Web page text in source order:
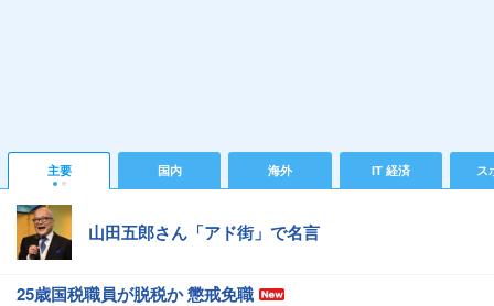
主要 国内 海外 IT 経済 ス
山田五郎さん「アド街」で名言
25歳国税職員が脱税か 懲戒免職